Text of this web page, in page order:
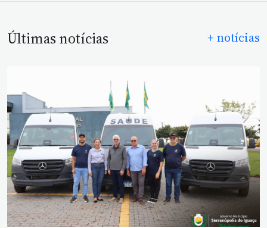
Últimas notícias + notícias